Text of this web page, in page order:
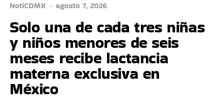
NotiCDMX
agosto 7, 2026
Solo una de cada tres niñas
y niños menores de seis
meses recibe lactancia
materna exclusiva en
México